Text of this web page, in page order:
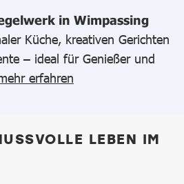
in Wimpassing
Küche, kreativen Gerichten
– ideal für Genießer und
erfahren
LEBEN IM